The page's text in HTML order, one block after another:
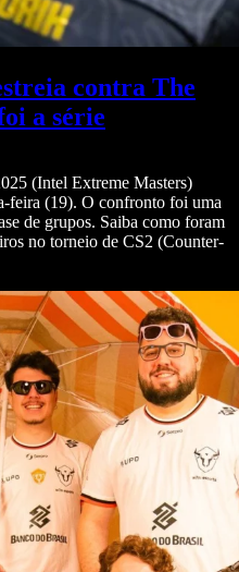
contra The
a série
(Intel Extreme Masters)
feira (19). O confronto foi uma
de grupos. Saiba como foram
no torneio de CS2 (Counter-